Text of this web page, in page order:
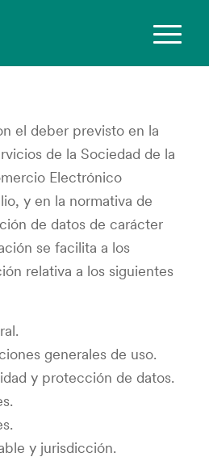
el deber previsto en la
de la Sociedad de la
Electrónico
y en la normativa de
de datos de carácter
se facilita a los
relativa a los siguientes
generales de uso.
y protección de datos.
y jurisdicción.